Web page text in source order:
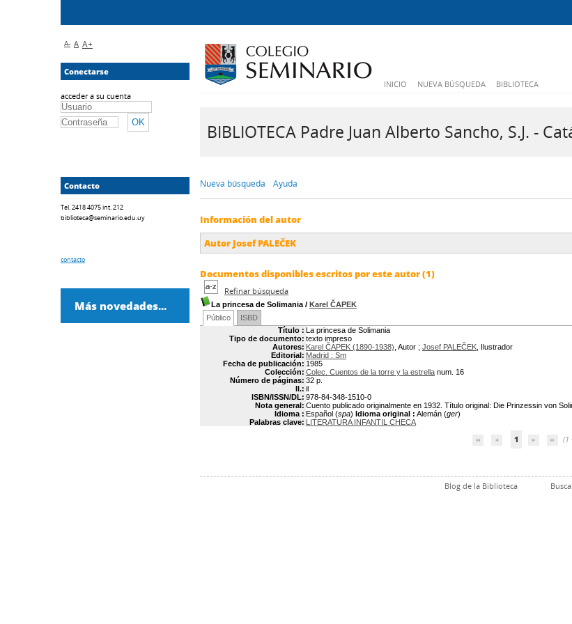
INICIO NUEVA BÚSQUEDA BIBLIOTECA
BIBLIOTECA Padre Juan Alberto Sancho, S.J. -
Nueva búsqueda Ayuda
Información del autor
Autor Josef PALEČEK
Documentos disponibles escritos por este autor (1)
Refinar búsqueda
La princesa de Solimania / Karel ČAPEK
Público
ISBD
Título : La princesa de Solimania
Tipo de documento: texto impreso
Autores: Karel ČAPEK (1890-1938) , Autor ; Josef PALEČEK , Ilustrador
Editorial: Madrid : Sm
Fecha de publicación: 1985
Colección: Colec. Cuentos de la torre y la estrella num. 16
Número de páginas: 32 p.
Il.: il
ISBN/ISSN/DL: 978-84-348-1510-0
Nota general: Cuento publicado originalmente en 1932. Título original: Die Prinzessin von
Idioma : Español (spa) Idioma original : Alemán (ger)
Palabras clave: LITERATURA INFANTIL CHECA
1 (1
Blog de la Biblioteca
A- A A+
Conectarse
acceder a su cuenta
Contacto
Tel. 2418 4075 int. 212
biblioteca@seminario.edu.uy
contacto
Más novedades...